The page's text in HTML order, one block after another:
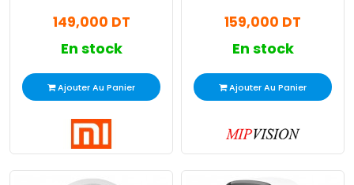
149,000 DT
En stock
Ajouter Au Panier
159,000 DT
En stock
Ajouter Au Panier